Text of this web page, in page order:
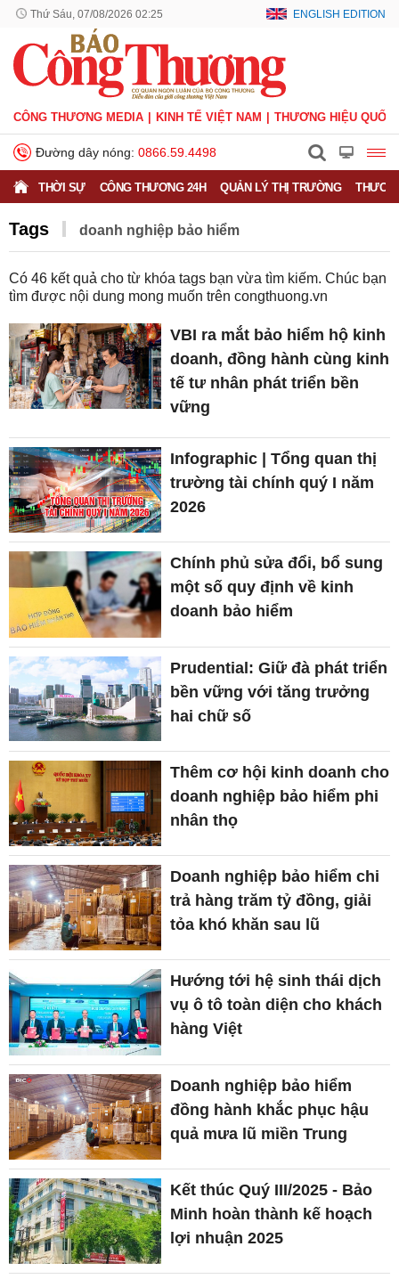
Thứ Sáu, 07/08/2026 02:25 ENGLISH EDITION
CÔNG THƯƠNG MEDIA KINH TẾ VIỆT NAM THƯƠNG HIỆU QUỐC
Đường dây nóng: 0866.59.4498
THỜI SỰ CÔNG THƯƠNG 24H QUẢN LÝ THỊ TRƯỜNG
Tags doanh nghiệp bảo hiểm
Có 46 kết quả cho từ khóa tags bạn vừa tìm kiếm. Chúc bạn
tìm được nội dung mong muốn trên congthuong.vn
VBI ra mắt bảo hiểm hộ kinh
doanh, đồng hành cùng kinh
tế tư nhân phát triển bền
vững
Infographic | Tổng quan thị
trường tài chính quý I năm
2026
Chính phủ sửa đổi, bổ sung
một số quy định về kinh
doanh bảo hiểm
Prudential: Giữ đà phát triển
bền vững với tăng trưởng
hai chữ số
Thêm cơ hội kinh doanh cho
doanh nghiệp bảo hiểm phi
nhân thọ
Doanh nghiệp bảo hiểm chi
trả hàng trăm tỷ đồng, giải
tỏa khó khăn sau lũ
Hướng tới hệ sinh thái dịch
vụ ô tô toàn diện cho khách
hàng Việt
Doanh nghiệp bảo hiểm
đồng hành khắc phục hậu
quả mưa lũ miền Trung
Kết thúc Quý III/2025 - Bảo
Minh hoàn thành kế hoạch
lợi nhuận 2025